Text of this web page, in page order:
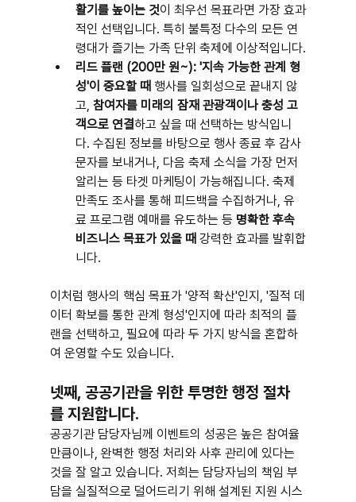
활기를 높이는 것이 최우선 목표라면 가장 효과
적인 선택입니다. 특히 불특정 다수의 모든 연
령대가 즐기는 가족 단위 축제에 이상적입니다.
리드 플랜 (200만 원~): '지속 가능한 관계 형
성'이 중요할 때 행사를 일회성으로 끝내지 않
고, 참여자를 미래의 잠재 관광객이나 충성 고
객으로 연결하고 싶을 때 선택하는 방식입니
다. 수집된 정보를 바탕으로 행사 종료 후 감사
문자를 보내거나, 다음 축제 소식을 가장 먼저
알리는 등 타겟 마케팅이 가능해집니다. 축제
만족도 조사를 통해 피드백을 수집하거나, 유
료 프로그램 예매를 유도하는 등 명확한 후속
비즈니스 목표가 있을 때 강력한 효과를 발휘합
니다.
이처럼 행사의 핵심 목표가 '양적 확산'인지, '질적 데
이터 확보를 통한 관계 형성'인지에 따라 최적의 플
랜을 선택하고, 필요에 따라 두 가지 방식을 혼합하
여 운영할 수도 있습니다.
넷째, 공공기관을 위한 투명한 행정 절차
를 지원합니다.
공공기관 담당자님께 이벤트의 성공은 높은 참여율
만큼이나, 완벽한 행정 처리와 사후 관리에 있다는
것을 잘 알고 있습니다. 저희는 담당자님의 책임 부
담을 실질적으로 덜어드리기 위해 설계된 지원 시스